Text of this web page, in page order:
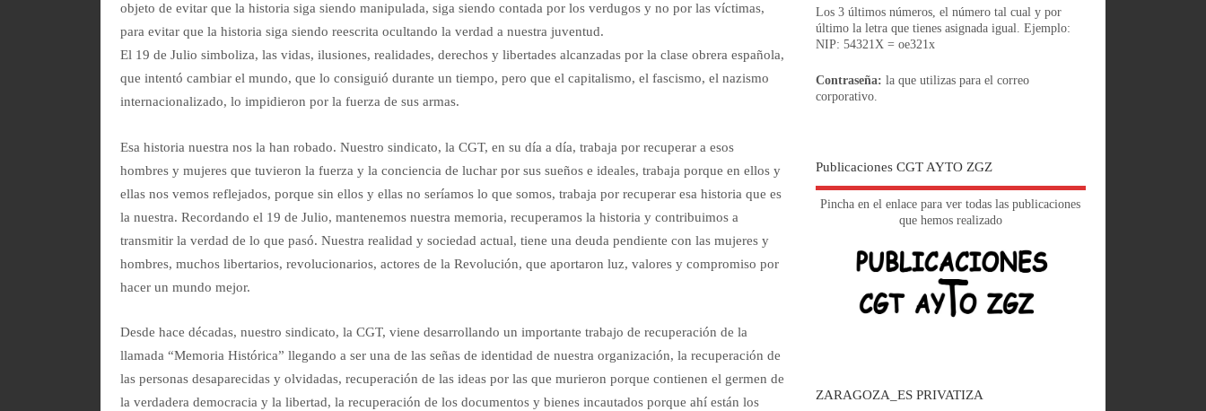
objeto de evitar que la historia siga siendo manipulada, siga siendo contada por los verdugos y no por las víctimas,
para evitar que la historia siga siendo reescrita ocultando la verdad a nuestra juventud.
El 19 de Julio simboliza, las vidas, ilusiones, realidades, derechos y libertades alcanzadas por la clase obrera española,
que intentó cambiar el mundo, que lo consiguió durante un tiempo, pero que el capitalismo, el fascismo, el nazismo
internacionalizado, lo impidieron por la fuerza de sus armas.
Esa historia nuestra nos la han robado. Nuestro sindicato, la CGT, en su día a día, trabaja por recuperar a esos
hombres y mujeres que tuvieron la fuerza y la conciencia de luchar por sus sueños e ideales, trabaja porque en ellos y
ellas nos vemos reflejados, porque sin ellos y ellas no seríamos lo que somos, trabaja por recuperar esa historia que es
la nuestra. Recordando el 19 de Julio, mantenemos nuestra memoria, recuperamos la historia y contribuimos a
transmitir la verdad de lo que pasó. Nuestra realidad y sociedad actual, tiene una deuda pendiente con las mujeres y
hombres, muchos libertarios, revolucionarios, actores de la Revolución, que aportaron luz, valores y compromiso por
hacer un mundo mejor.
Desde hace décadas, nuestro sindicato, la CGT, viene desarrollando un importante trabajo de recuperación de la
llamada “Memoria Histórica” llegando a ser una de las señas de identidad de nuestra organización, la recuperación de
las personas desaparecidas y olvidadas, recuperación de las ideas por las que murieron porque contienen el germen de
la verdadera democracia y la libertad, la recuperación de los documentos y bienes incautados porque ahí están los
Los 3 últimos números, el número tal cual y por
último la letra que tienes asignada igual. Ejemplo:
NIP: 54321X = oe321x
Contraseña: la que utilizas para el correo
corporativo.
Publicaciones CGT AYTO ZGZ
Pincha en el enlace para ver todas las publicaciones
que hemos realizado
ZARAGOZA_ES PRIVATIZA